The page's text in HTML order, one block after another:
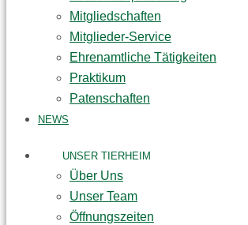
Mitgliedschaften
Mitglieder-Service
Ehrenamtliche Tätigkeiten
Praktikum
Patenschaften
NEWS
UNSER TIERHEIM
Über Uns
Unser Team
Öffnungszeiten